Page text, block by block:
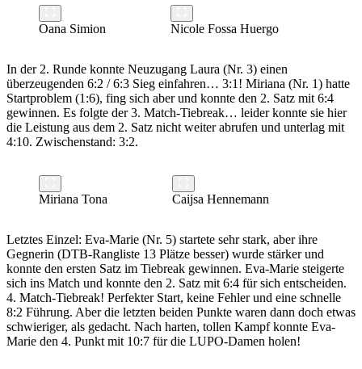
Oana Simion Nicole Fossa Huergo
In der 2. Runde konnte Neuzugang Laura (Nr. 3) einen
überzeugenden 6:2 / 6:3 Sieg einfahren… 3:1! Miriana (Nr. 1) hatte
Startproblem (1:6), fing sich aber und konnte den 2. Satz mit 6:4
gewinnen. Es folgte der 3. Match-Tiebreak… leider konnte sie hier
die Leistung aus dem 2. Satz nicht weiter abrufen und unterlag mit
4:10. Zwischenstand: 3:2.
Miriana Tona Caijsa Hennemann
Letztes Einzel: Eva-Marie (Nr. 5) startete sehr stark, aber ihre
Gegnerin (DTB-Rangliste 13 Plätze besser) wurde stärker und
konnte den ersten Satz im Tiebreak gewinnen. Eva-Marie steigerte
sich ins Match und konnte den 2. Satz mit 6:4 für sich entscheiden.
4. Match-Tiebreak! Perfekter Start, keine Fehler und eine schnelle
8:2 Führung. Aber die letzten beiden Punkte waren dann doch etwas
schwieriger, als gedacht. Nach harten, tollen Kampf konnte Eva-
Marie den 4. Punkt mit 10:7 für die LUPO-Damen holen!